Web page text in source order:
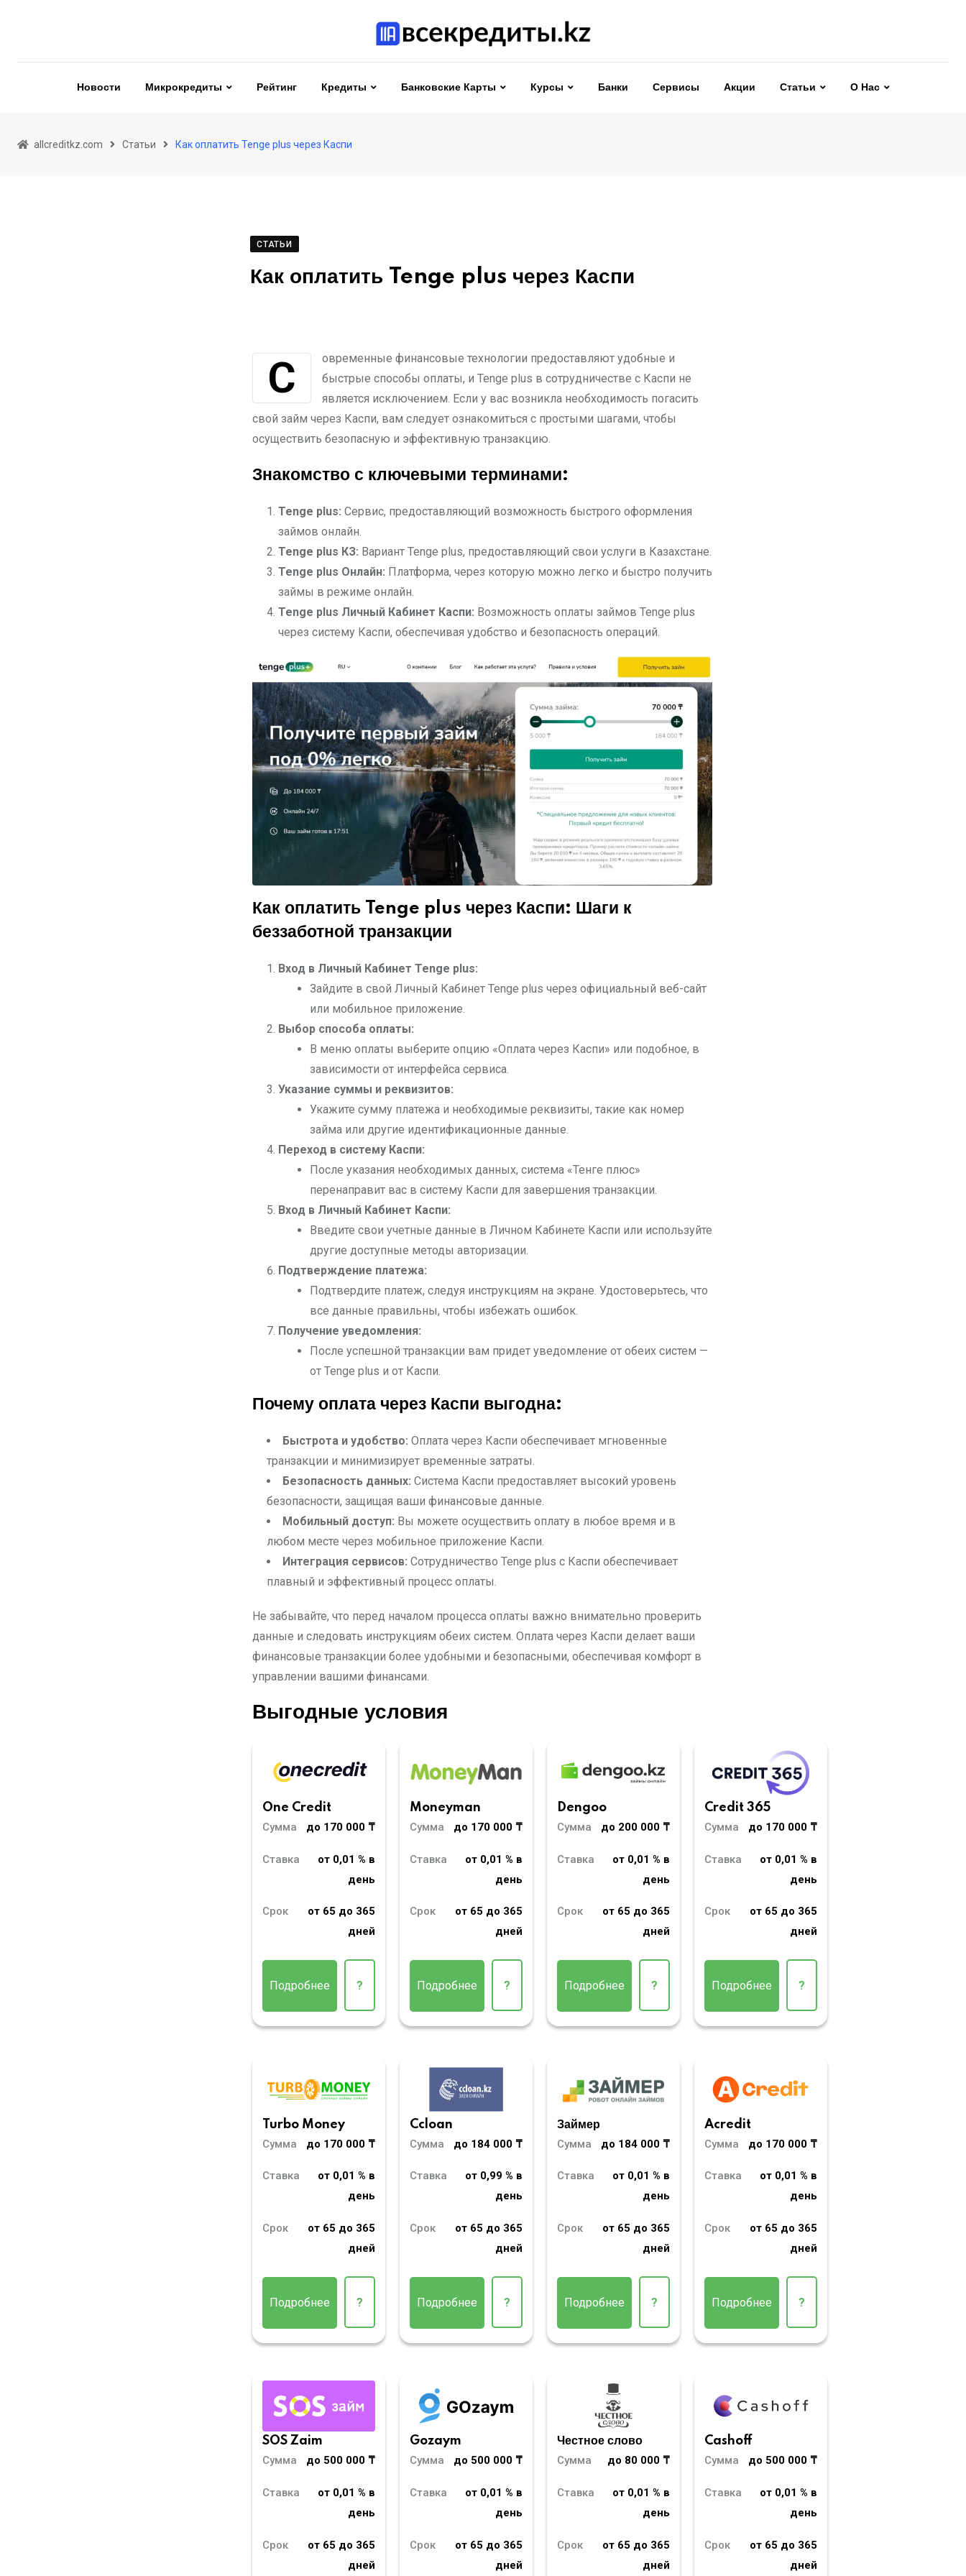
Новости Микрокредиты Рейтинг Кредиты Банковские Карты Курсы Банки Сервисы Акции Статьи О Нас
allcreditkz.com Статьи Как оплатить Tenge plus через Каспи
СТАТЬИ
Как оплатить Tenge plus через Каспи
Современные финансовые технологии предоставляют удобные и
быстрые способы оплаты, и Tenge plus в сотрудничестве с Каспи не
является исключением. Если у вас возникла необходимость погасить
свой займ через Каспи, вам следует ознакомиться с простыми шагами, чтобы
осуществить безопасную и эффективную транзакцию.
Знакомство с ключевыми терминами:
Tenge plus: Сервис, предоставляющий возможность быстрого оформления
займов онлайн.
Tenge plus КЗ: Вариант Tenge plus, предоставляющий свои услуги в Казахстане.
Tenge plus Онлайн: Платформа, через которую можно легко и быстро получить
займы в режиме онлайн.
Tenge plus Личный Кабинет Каспи: Возможность оплаты займов Tenge plus
через систему Каспи, обеспечивая удобство и безопасность операций.
Как оплатить Tenge plus через Каспи: Шаги к
беззаботной транзакции
Вход в Личный Кабинет Tenge plus:
Зайдите в свой Личный Кабинет Tenge plus через официальный веб-сайт
или мобильное приложение.
Выбор способа оплаты:
В меню оплаты выберите опцию «Оплата через Каспи» или подобное, в
зависимости от интерфейса сервиса.
Указание суммы и реквизитов:
Укажите сумму платежа и необходимые реквизиты, такие как номер
займа или другие идентификационные данные.
Переход в систему Каспи:
После указания необходимых данных, система «Тенге плюс»
перенаправит вас в систему Каспи для завершения транзакции.
Вход в Личный Кабинет Каспи:
Введите свои учетные данные в Личном Кабинете Каспи или используйте
другие доступные методы авторизации.
Подтверждение платежа:
Подтвердите платеж, следуя инструкциям на экране. Удостоверьтесь, что
все данные правильны, чтобы избежать ошибок.
Получение уведомления:
После успешной транзакции вам придет уведомление от обеих систем —
от Tenge plus и от Каспи.
Почему оплата через Каспи выгодна:
Быстрота и удобство: Оплата через Каспи обеспечивает мгновенные
транзакции и минимизирует временные затраты.
Безопасность данных: Система Каспи предоставляет высокий уровень
безопасности, защищая ваши финансовые данные.
Мобильный доступ: Вы можете осуществить оплату в любое время и в
любом месте через мобильное приложение Каспи.
Интеграция сервисов: Сотрудничество Tenge plus с Каспи обеспечивает
плавный и эффективный процесс оплаты.
Не забывайте, что перед началом процесса оплаты важно внимательно проверить
данные и следовать инструкциям обеих систем. Оплата через Каспи делает ваши
финансовые транзакции более удобными и безопасными, обеспечивая комфорт в
управлении вашими финансами.
Выгодные условия
One Credit
Сумма
до 170 000 ₸
Ставка
от 0,01 % в
день
Срок
от 65 до 365
дней
Подробнее ?
Moneyman
Сумма
до 170 000 ₸
Ставка
от 0,01 % в
день
Срок
от 65 до 365
дней
Подробнее ?
Dengoo
Сумма
до 200 000 ₸
Ставка
от 0,01 % в
день
Срок
от 65 до 365
дней
Подробнее ?
Credit 365
Сумма
до 170 000 ₸
Ставка
от 0,01 % в
день
Срок
от 65 до 365
дней
Подробнее ?
Turbo Money
Сумма
до 170 000 ₸
Ставка
от 0,01 % в
день
Срок
от 65 до 365
дней
Подробнее ?
Ccloan
Сумма
до 184 000 ₸
Ставка
от 0,99 % в
день
Срок
от 65 до 365
дней
Подробнее ?
Займер
Сумма
до 184 000 ₸
Ставка
от 0,01 % в
день
Срок
от 65 до 365
дней
Подробнее ?
Acredit
Сумма
до 170 000 ₸
Ставка
от 0,01 % в
день
Срок
от 65 до 365
дней
Подробнее ?
SOS Zaim
Сумма
до 500 000 ₸
Ставка
от 0,01 % в
день
Срок
от 65 до 365
дней
Gozaym
Сумма
до 500 000 ₸
Ставка
от 0,01 % в
день
Срок
от 65 до 365
дней
Честное слово
Сумма
до 80 000 ₸
Ставка
от 0,01 % в
день
Срок
от 65 до 365
дней
Cashoff
Сумма
до 500 000 ₸
Ставка
от 0,01 % в
день
Срок
от 65 до 365
дней